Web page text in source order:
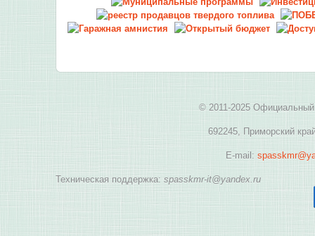
© 2011-2025 Официальный
692245, Приморский
E-mail:
Техническая поддержка: spasskmr-it@yandex.ru